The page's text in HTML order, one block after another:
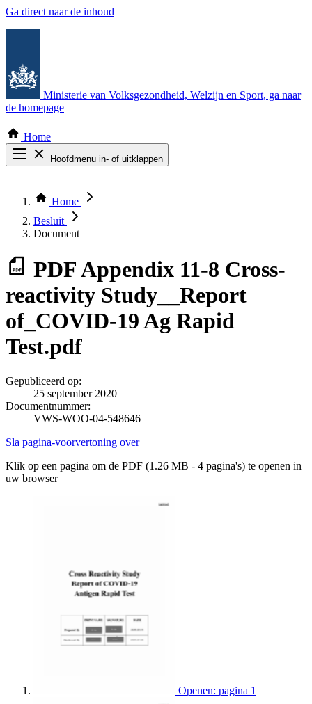
Ga direct naar de inhoud
Ministerie van Volksgezondheid, Welzijn en Sport, ga naar
de homepage
Home
Hoofdmenu in- of uitklappen
Thema COVID-19
Bekijk per bestuursorgaan
Home
Besluit
Document
PDFAppendix 11-8 Cross-
reactivity Study__Report
of_COVID-19 Ag Rapid
Test.pdf
Gepubliceerd op:
25 september 2020
Documentnummer:
VWS-WOO-04-548646
Sla pagina-voorvertoning over
Klik op een pagina om de PDF (1.26 MB - 4 pagina's) te openen in
uw browser
Openen: pagina 1